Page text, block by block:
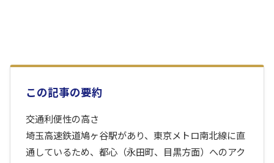
この記事の要約
交通利便性の高さ
埼玉高速鉄道鳩ヶ谷駅があり、東京メトロ南北線に直
通しているため、都心（永田町、目黒方面）へのアク